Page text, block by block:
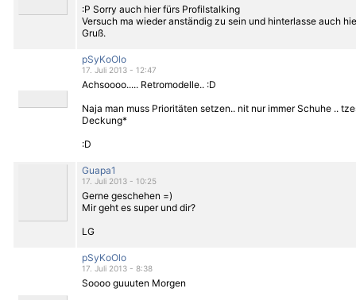
:P Sorry auch hier fürs Profilstalking
Versuch ma wieder anständig zu sein und hinterlasse auch
Gruß.
pSyKoOlo
17. Juli 2013 - 12:47
Achsoooo..... Retromodelle.. :D
Naja man muss Prioritäten setzen.. nit nur immer Schuhe ..
Deckung*
:D
Guapa1
17. Juli 2013 - 10:25
Gerne geschehen =)
Mir geht es super und dir?
LG
pSyKoOlo
17. Juli 2013 - 8:38
Soooo guuuten Morgen